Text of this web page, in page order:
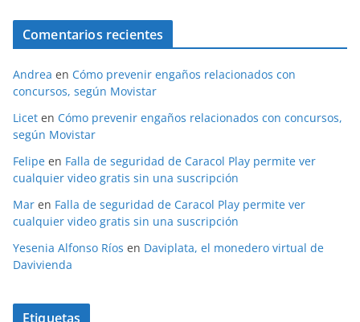
Comentarios recientes
Andrea en Cómo prevenir engaños relacionados con
concursos, según Movistar
Licet en Cómo prevenir engaños relacionados con concursos,
según Movistar
Felipe en Falla de seguridad de Caracol Play permite ver
cualquier video gratis sin una suscripción
Mar en Falla de seguridad de Caracol Play permite ver
cualquier video gratis sin una suscripción
Yesenia Alfonso Ríos en Daviplata, el monedero virtual de
Davivienda
Etiquetas